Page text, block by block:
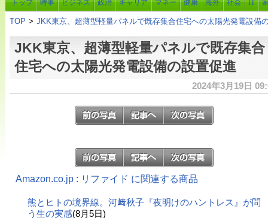
トップ 時事 ビジネス 政治 キャリア マネー 健康 海外 社会 IT
TOP > JKK東京、超薄型軽量パネルで既存集合住宅への太陽光発電設備
JKK東京、超薄型軽量パネルで既存集合
住宅への太陽光発電設備の設置促進
2024年3月19日
Amazon.co.jp : リファイド に関連する商品
熊とヒトの境界線。河﨑秋子『夜明けのハントレス』が問
う生の実感(8月5日)